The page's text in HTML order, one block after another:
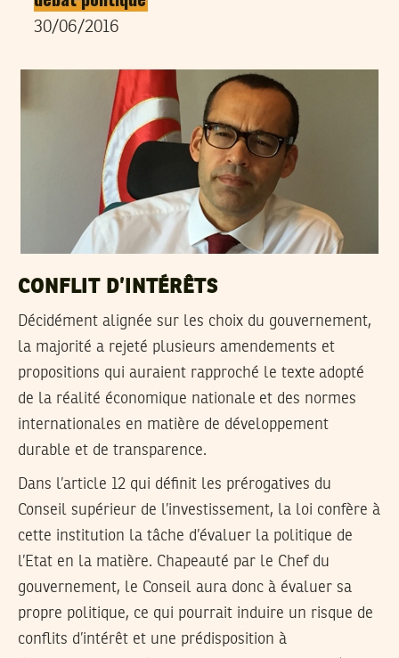
30/06/2016
CONFLIT D’INTÉRÊTS
Décidément alignée sur les choix du gouvernement,
la majorité a rejeté plusieurs amendements et
propositions qui auraient rapproché le texte adopté
de la réalité économique nationale et des normes
internationales en matière de développement
durable et de transparence.
Dans l’article 12 qui définit les prérogatives du
Conseil supérieur de l’investissement, la loi confère à
cette institution la tâche d’évaluer la politique de
l’Etat en la matière. Chapeauté par le Chef du
gouvernement, le Conseil aura donc à évaluer sa
propre politique, ce qui pourrait induire un risque de
conflits d’intérêt et une prédisposition à